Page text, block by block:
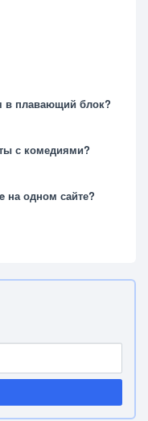
в плавающий блок?
с комедиями?
на одном сайте?